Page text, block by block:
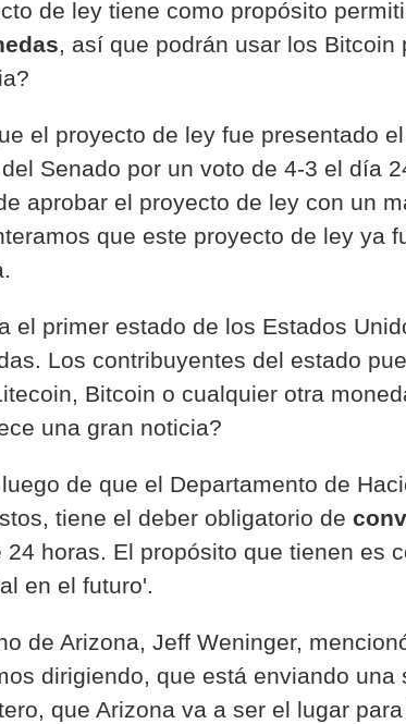
de ley tiene como propósito
, así que podrán usar los Bitcoin
el proyecto de ley fue presentado
Senado por un voto de 4-3 el día
aprobar el proyecto de ley con un
que este proyecto de ley ya
el primer estado de los Estados
Los contribuyentes del estado
Bitcoin o cualquier otra
una gran noticia?
de que el Departamento de
tiene el deber obligatorio de
horas. El propósito que tienen es
en el futuro'.
de Arizona, Jeff Weninger,
dirigiendo, que está enviando
que Arizona va a ser el lugar